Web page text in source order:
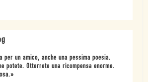
per un amico, anche una pessima poesia.
potete. Otterrete una ricompensa enorme.